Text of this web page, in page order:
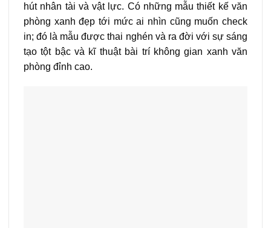
hút nhân tài và vật lực. Có những mẫu thiết kế văn
phòng xanh đẹp tới mức ai nhìn cũng muốn check
in; đó là mẫu được thai nghén và ra đời với sự sáng
tạo tột bậc và kĩ thuật bài trí không gian xanh văn
phòng đỉnh cao.